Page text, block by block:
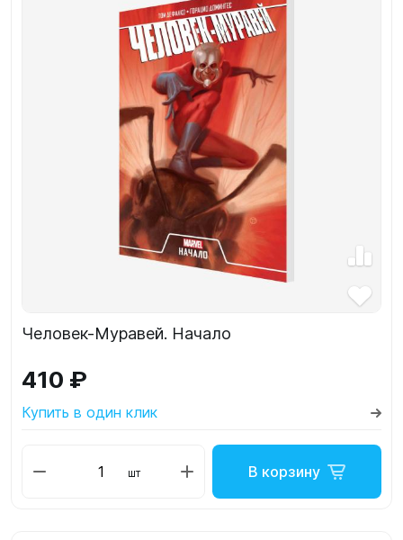
Человек-Муравей. Начало
410 ₽
Купить в один клик
шт В корзину